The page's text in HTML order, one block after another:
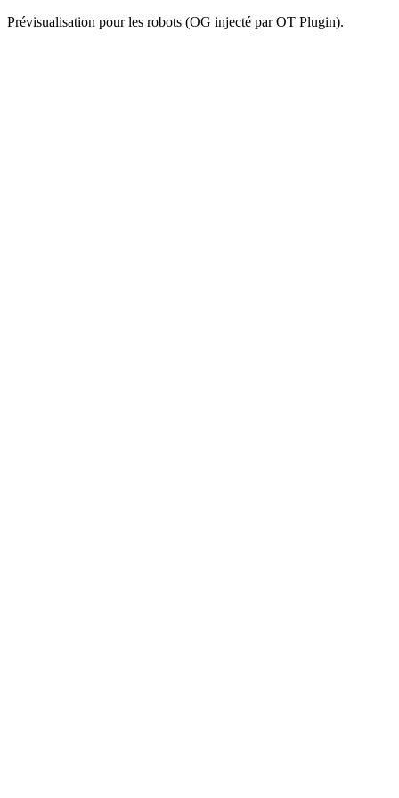
Prévisualisation pour les robots (OG injecté par OT Plugin).